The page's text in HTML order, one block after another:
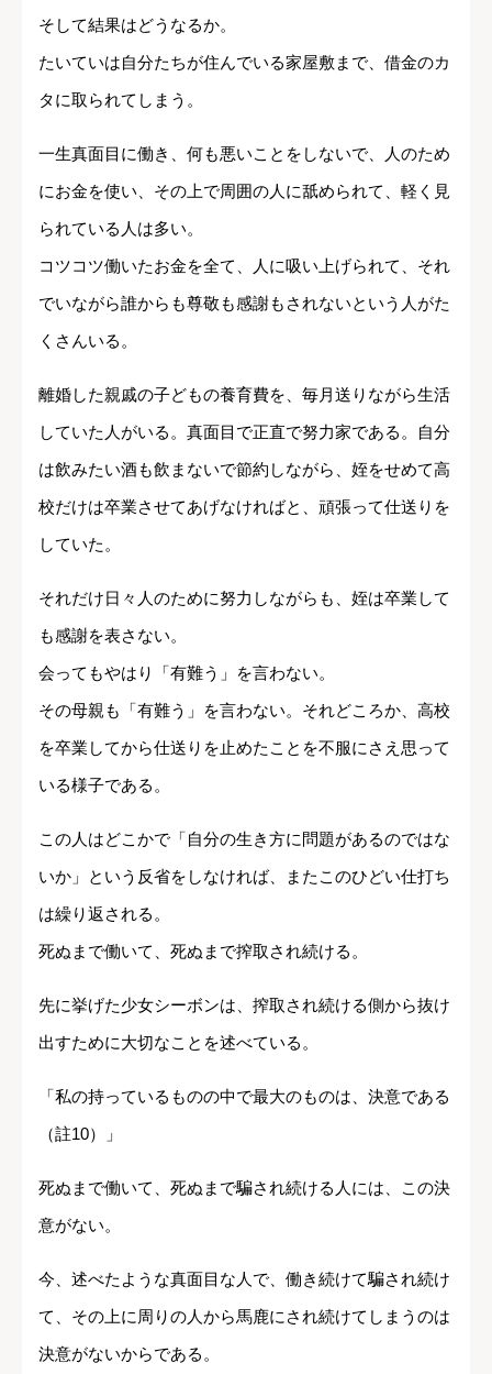
そして結果はどうなるか。
たいていは自分たちが住んでいる家屋敷まで、借金のカ
タに取られてしまう。
一生真面目に働き、何も悪いことをしないで、人のため
にお金を使い、その上で周囲の人に舐められて、軽く見
られている人は多い。
コツコツ働いたお金を全て、人に吸い上げられて、それ
でいながら誰からも尊敬も感謝もされないという人がた
くさんいる。
離婚した親戚の子どもの養育費を、毎月送りながら生活
していた人がいる。真面目で正直で努力家である。自分
は飲みたい酒も飲まないで節約しながら、姪をせめて高
校だけは卒業させてあげなければと、頑張って仕送りを
していた。
それだけ日々人のために努力しながらも、姪は卒業して
も感謝を表さない。
会ってもやはり「有難う」を言わない。
その母親も「有難う」を言わない。それどころか、高校
を卒業してから仕送りを止めたことを不服にさえ思って
いる様子である。
この人はどこかで「自分の生き方に問題があるのではな
いか」という反省をしなければ、またこのひどい仕打ち
は繰り返される。
死ぬまで働いて、死ぬまで搾取され続ける。
先に挙げた少女シーボンは、搾取され続ける側から抜け
出すために大切なことを述べている。
「私の持っているものの中で最大のものは、決意である
（註10）」
死ぬまで働いて、死ぬまで騙され続ける人には、この決
意がない。
今、述べたような真面目な人で、働き続けて騙され続け
て、その上に周りの人から馬鹿にされ続けてしまうのは
決意がないからである。